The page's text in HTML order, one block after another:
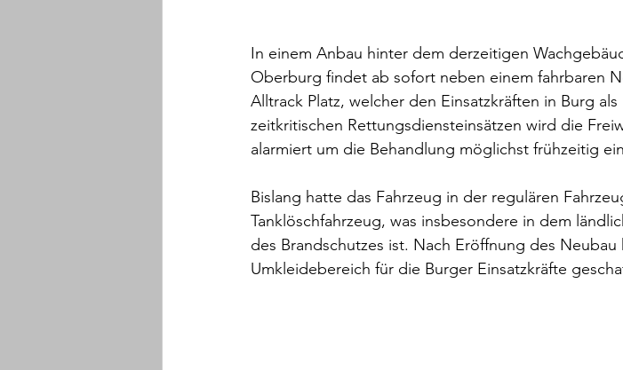
In einem Anbau hinter dem derzeitigen
Oberburg findet ab sofort neben einem fahrbaren
Alltrack Platz, welcher den Einsatzkräften in Burg
zeitkritischen Rettungsdiensteinsätzen wird die
alarmiert um die Behandlung möglichst frühzeitig
Bislang hatte das Fahrzeug in der regulären
Tanklöschfahrzeug, was insbesondere in dem
des Brandschutzes ist. Nach Eröffnung des
Umkleidebereich für die Burger Einsatzkräfte